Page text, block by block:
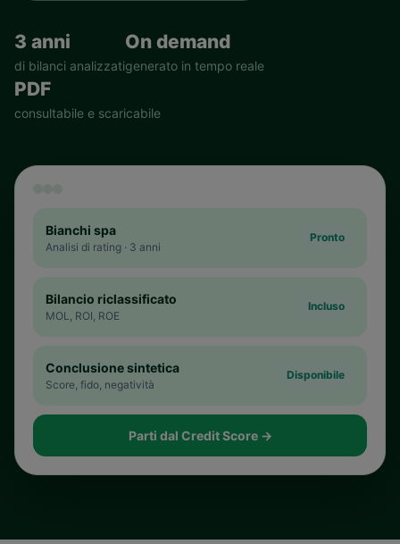
3 anni
di bilanci analizzati
On demand
generato in tempo reale
PDF
consultabile e scaricabile
Bianchi spa
Analisi di rating · 3 anni
Pronto
Bilancio riclassificato
MOL, ROI, ROE
Incluso
Conclusione sintetica
Score, fido, negatività
Disponibile
Parti dal Credit Score →